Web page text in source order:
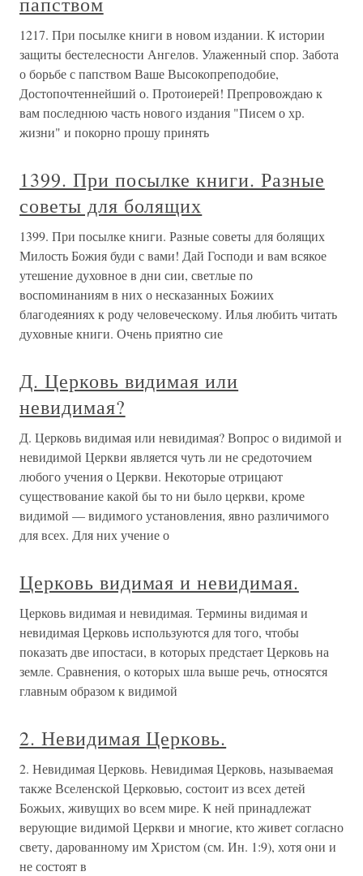
1217. При посылке книги в новом издании. К истории
защиты бестелесности Ангелов. Улаженный спор. Забота
о борьбе с папством Ваше Высокопреподобие,
Достопочтеннейший о. Протоиерей! Препровождаю к
вам последнюю часть нового издания "Писем о хр.
жизни" и покорно прошу принять
1399. При посылке книги. Разные
советы для болящих
1399. При посылке книги. Разные советы для болящих
Милость Божия буди с вами! Дай Господи и вам всякое
утешение духовное в дни сии, светлые по
воспоминаниям в них о несказанных Божиих
благодеяниях к роду человеческому. Илья любить читать
духовные книги. Очень приятно сие
Д. Церковь видимая или
невидимая?
Д. Церковь видимая или невидимая? Вопрос о видимой и
невидимой Церкви является чуть ли не средоточием
любого учения о Церкви. Некоторые отрицают
существование какой бы то ни было церкви, кроме
видимой — видимого установления, явно различимого
для всех. Для них учение о
Церковь видимая и невидимая.
Церковь видимая и невидимая. Термины видимая и
невидимая Церковь используются для того, чтобы
показать две ипостаси, в которых предстает Церковь на
земле. Сравнения, о которых шла выше речь, относятся
главным образом к видимой
2. Невидимая Церковь.
2. Невидимая Церковь. Невидимая Церковь, называемая
также Вселенской Церковью, состоит из всех детей
Божьих, живущих во всем мире. К ней принадлежат
верующие видимой Церкви и многие, кто живет согласно
свету, дарованному им Христом (см. Ин. 1:9), хотя они и
не состоят в